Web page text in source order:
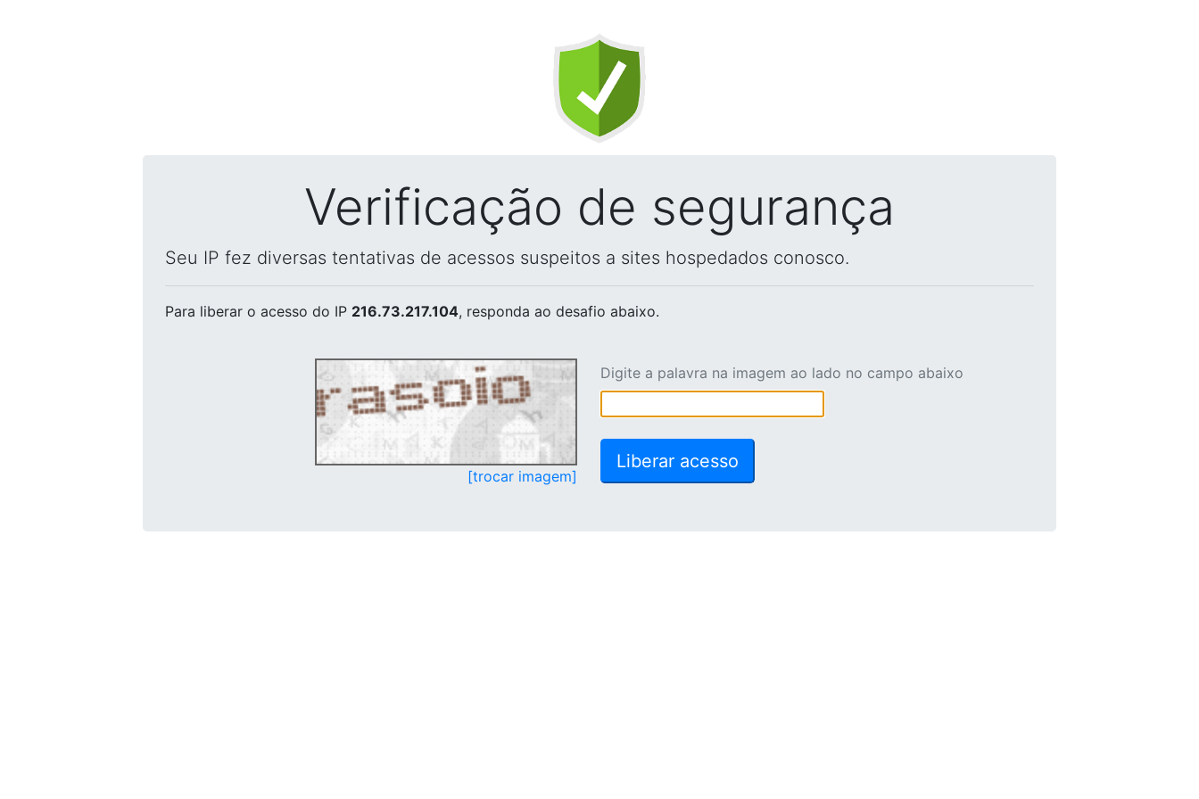
Verificação de segurança
Seu IP fez diversas tentativas de acessos suspeitos a sites hospedados conosco.
Para liberar o acesso do IP 216.73.217.104, responda ao desafio abaixo.
[trocar imagem]
Digite a palavra na imagem ao lado no campo abaixo